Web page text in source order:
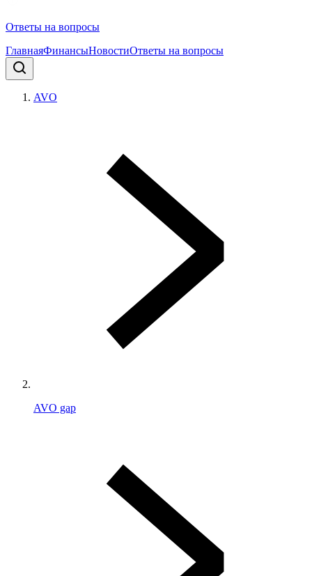
Ответы на вопросы
ГлавнаяФинансыНовостиОтветы на вопросы
AVO
AVO gap